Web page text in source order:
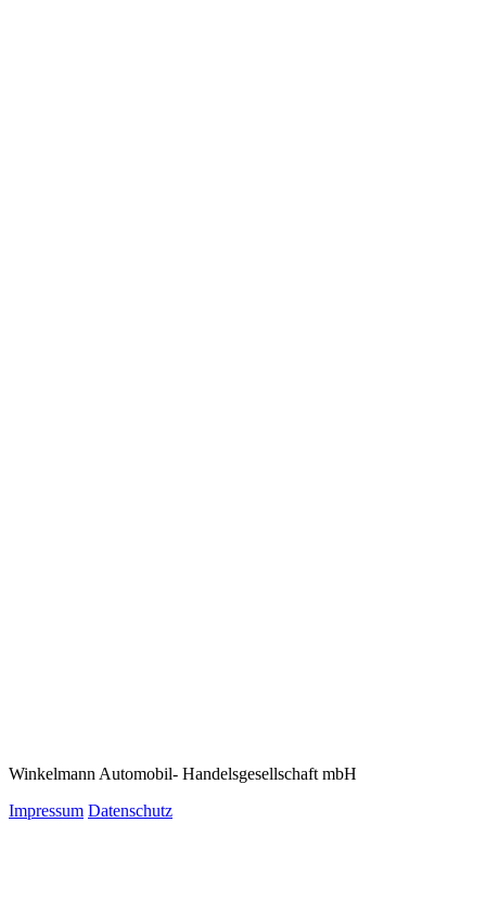
Winkelmann Automobil- Handelsgesellschaft mbH
Impressum Datenschutz